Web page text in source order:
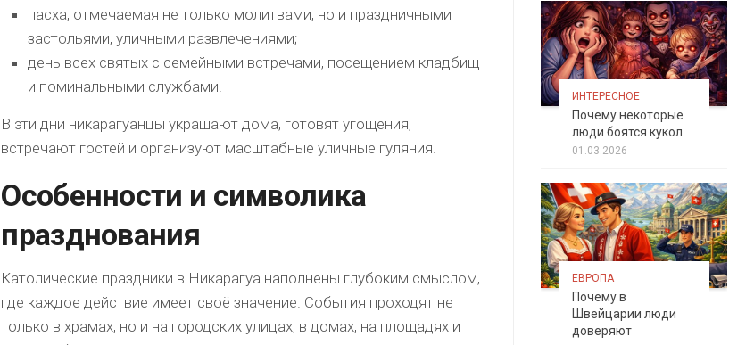
пасха, отмечаемая не только молитвами, но и праздничными
застольями, уличными развлечениями;
день всех святых с семейными встречами, посещением кладбищ
и поминальными службами.
В эти дни никарагуанцы украшают дома, готовят угощения,
встречают гостей и организуют масштабные уличные гуляния.
Особенности и символика
празднования
Католические праздники в Никарагуа наполнены глубоким смыслом,
где каждое действие имеет своё значение. События проходят не
только в храмах, но и на городских улицах, в домах, на площадях и
ИНТЕРЕСНОЕ
Почему некоторые
люди боятся кукол
01.03.2026
ЕВРОПА
Почему в
Швейцарии люди
доверяют